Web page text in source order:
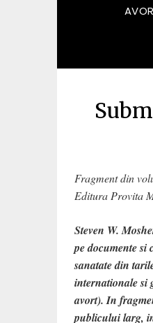
Fragment din
Editura Provita
Steven W.
pe documente
sanatate din
internationale si
avort).In
publicului larg,